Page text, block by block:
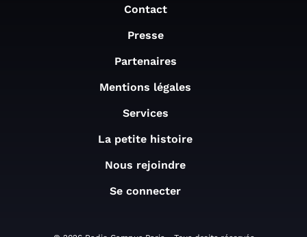
Contact
Presse
Partenaires
Mentions légales
Services
La petite histoire
Nous rejoindre
Se connecter